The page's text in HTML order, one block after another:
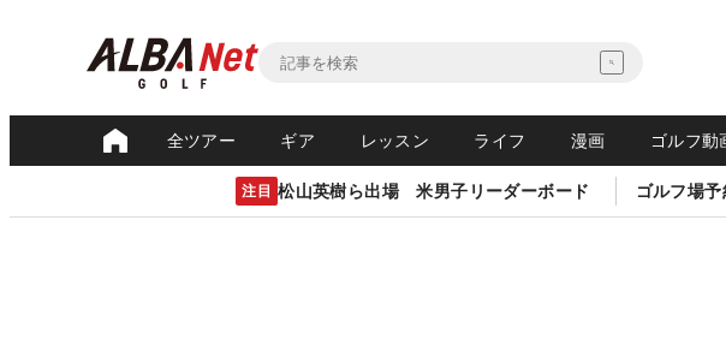
全ツアー ギア レッスン ライフ 漫画 ゴルフ動
注目 松山英樹ら出場 米男子リーダーボード ゴルフ場